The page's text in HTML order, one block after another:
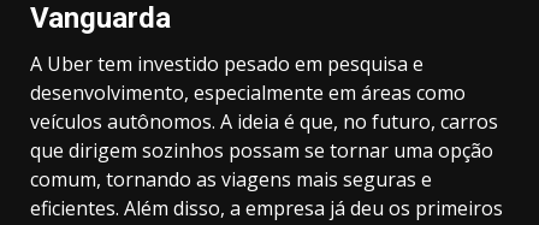
Vanguarda
A Uber tem investido pesado em pesquisa e
desenvolvimento, especialmente em áreas como
veículos autônomos. A ideia é que, no futuro, carros
que dirigem sozinhos possam se tornar uma opção
comum, tornando as viagens mais seguras e
eficientes. Além disso, a empresa já deu os primeiros